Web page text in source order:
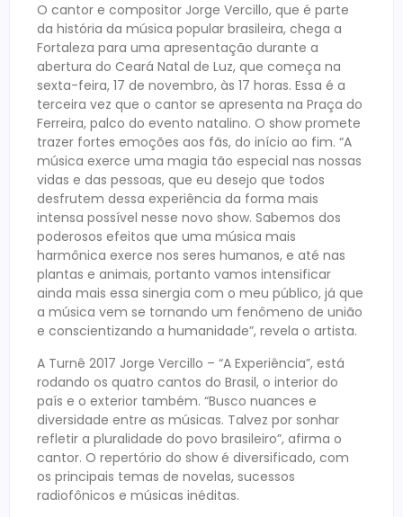
O cantor e compositor Jorge Vercillo, que é parte
da história da música popular brasileira, chega a
Fortaleza para uma apresentação durante a
abertura do Ceará Natal de Luz, que começa na
sexta-feira, 17 de novembro, às 17 horas. Essa é a
terceira vez que o cantor se apresenta na Praça do
Ferreira, palco do evento natalino. O show promete
trazer fortes emoções aos fãs, do início ao fim. “A
música exerce uma magia tão especial nas nossas
vidas e das pessoas, que eu desejo que todos
desfrutem dessa experiência da forma mais
intensa possível nesse novo show. Sabemos dos
poderosos efeitos que uma música mais
harmônica exerce nos seres humanos, e até nas
plantas e animais, portanto vamos intensificar
ainda mais essa sinergia com o meu público, já que
a música vem se tornando um fenômeno de união
e conscientizando a humanidade”, revela o artista.
A Turnê 2017 Jorge Vercillo – “A Experiência”, está
rodando os quatro cantos do Brasil, o interior do
país e o exterior também. “Busco nuances e
diversidade entre as músicas. Talvez por sonhar
refletir a pluralidade do povo brasileiro”, afirma o
cantor. O repertório do show é diversificado, com
os principais temas de novelas, sucessos
radiofônicos e músicas inéditas.